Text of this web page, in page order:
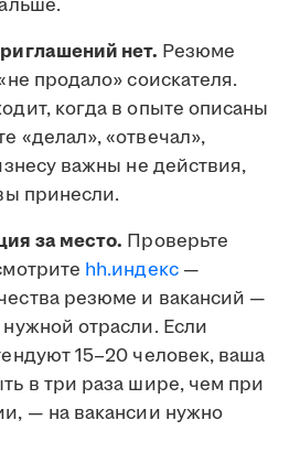
нет. Резюме
продало» соискателя.
когда в опыте описаны
«делал», «отвечал»,
важны не действия,
принесли.
за место. Проверьте
hh.индекс—
резюме и вакансий —
отрасли. Если
15–20 человек, ваша
в три раза шире, чем при
— на вакансии нужно